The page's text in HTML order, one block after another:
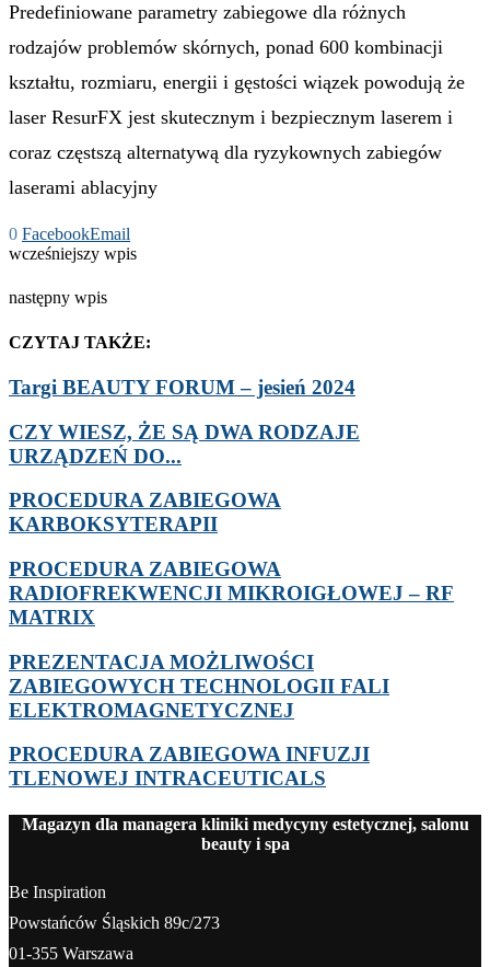
Predefiniowane parametry zabiegowe dla różnych
rodzajów problemów skórnych, ponad 600 kombinacji
kształtu, rozmiaru, energii i gęstości wiązek powodują że
laser ResurFX jest skutecznym i bezpiecznym laserem i
coraz częstszą alternatywą dla ryzykownych zabiegów
laserami ablacyjny
0 FacebookEmail
wcześniejszy wpis
następny wpis
CZYTAJ TAKŻE:
Targi BEAUTY FORUM – jesień 2024
CZY WIESZ, ŻE SĄ DWA RODZAJE
URZĄDZEŃ DO...
PROCEDURA ZABIEGOWA
KARBOKSYTERAPII
PROCEDURA ZABIEGOWA
RADIOFREKWENCJI MIKROIGŁOWEJ – RF
MATRIX
PREZENTACJA MOŻLIWOŚCI
ZABIEGOWYCH TECHNOLOGII FALI
ELEKTROMAGNETYCZNEJ
PROCEDURA ZABIEGOWA INFUZJI
TLENOWEJ INTRACEUTICALS
Magazyn dla managera kliniki medycyny estetycznej, salonu
beauty i spa
Be Inspiration
Powstańców Śląskich 89c/273
01-355 Warszawa